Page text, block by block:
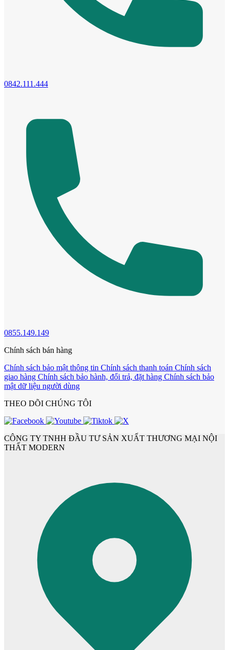
Cửa Nhựa Vân Gỗ
Cửa Nhựa Lõi Thép Upvc
Cửa Nhựa Gỗ Ghép Thanh
0842.111.444
0855.149.149
Chính sách bán hàng
Chính sách bảo mật thông tin Chính sách thanh toán Chính sách
giao hàng Chính sách bảo hành, đổi trả, đặt hàng Chính sách bảo
mật dữ liệu người dùng
THEO DÕI CHÚNG TÔI
CÔNG TY TNHH ĐẦU TƯ SẢN XUẤT THƯƠNG MẠI NỘI
THẤT MODERN